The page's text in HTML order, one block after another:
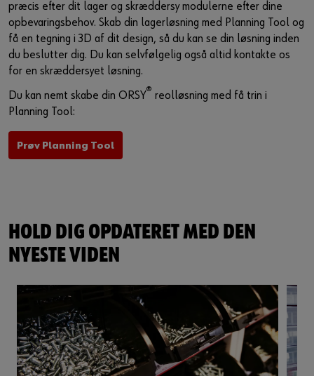
Du kan også bruge dette link til at få adgang til videoen
direkte på udbyderens plattform:
https://youtu.be/l0dPp6I3aiA
præcis efter dit lager og skræddersy modulerne efter dine
opbevaringsbehov. Skab din lagerløsning med Planning Tool og
få en tegning i 3D af dit design, så du kan se din løsning inden
du beslutter dig. Du kan selvfølgelig også altid kontakte os
for en skræddersyet løsning.
Du kan nemt skabe din ORSY® reolløsning med få trin i
Planning Tool:
Prøv Planning Tool
HOLD DIG OPDATERET MED DEN
NYESTE VIDEN